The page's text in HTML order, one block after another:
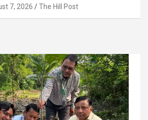
7, 2026 The Hill Post